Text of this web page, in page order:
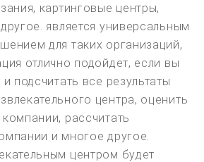
картинговые центры,
является универсальным
для таких организаций,
отлично подойдет, если вы
подсчитать все результаты
центра, оценить
рассчитать
и многое другое.
центром будет